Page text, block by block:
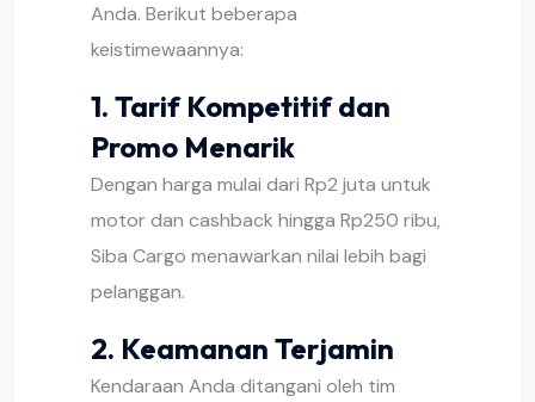
Anda. Berikut beberapa
keistimewaannya:
1. Tarif Kompetitif dan
Promo Menarik
Dengan harga mulai dari Rp2 juta untuk
motor dan cashback hingga Rp250 ribu,
Siba Cargo menawarkan nilai lebih bagi
pelanggan.
2. Keamanan Terjamin
Kendaraan Anda ditangani oleh tim